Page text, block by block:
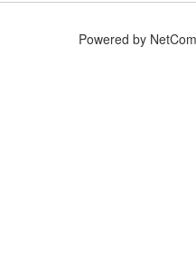
Powered by